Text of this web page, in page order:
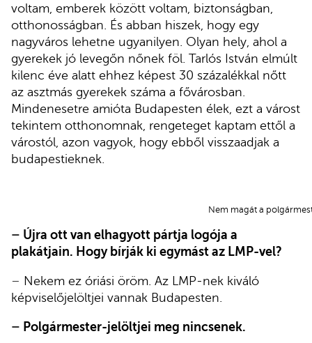
voltam, emberek között voltam, biztonságban,
otthonosságban. És abban hiszek, hogy egy
nagyváros lehetne ugyanilyen. Olyan hely, ahol a
gyerekek jó levegőn nőnek föl. Tarlós István elmúlt
kilenc éve alatt ehhez képest 30 százalékkal nőtt
az asztmás gyerekek száma a fővárosban.
Mindenesetre amióta Budapesten élek, ezt a várost
tekintem otthonomnak, rengeteget kaptam ettől a
várostól, azon vagyok, hogy ebből visszaadjak a
budapestieknek.
Nem magát a
– Újra ott van elhagyott pártja logója a
plakátjain. Hogy bírják ki egymást az LMP-vel?
– Nekem ez óriási öröm. Az LMP-nek kiváló
képviselőjelöltjei vannak Budapesten.
– Polgármester-jelöltjei meg nincsenek.